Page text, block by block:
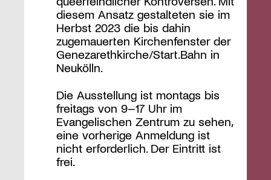
diesem Ansatz gestalteten sie im
Herbst 2023 die bis dahin
zugemauerten Kirchenfenster der
Genezarethkirche/Start.Bahn in
Neukölln.
Die Ausstellung ist montags bis
freitags von 9–17 Uhr im
Evangelischen Zentrum zu sehen,
eine vorherige Anmeldung ist
nicht erforderlich. Der Eintritt ist
frei.